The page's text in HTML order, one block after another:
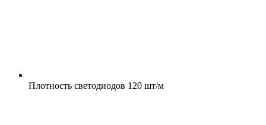
Плотность светодиодов 120 шт/м